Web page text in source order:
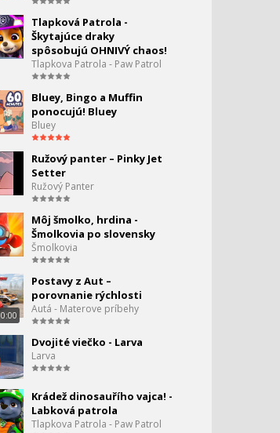
0:00
Mesto áut - Traktor a
pretekárske auto
búrke
0:00
Mesto áut - Malé autíčka
letia balónom
Mesto áut - porovnanie
Mesto áut - Sánkovanie na
snehu
Mesto áut - Krokodílie
auto ukradlo sneuhuliaka
Mesto áut - vrtačka
Mesto áut - Trakor a
hasičské auto
Tlapková Patrola -
Škytajúce draky
spôsobujú OHNIVÝ chaos!
Tlapkova Patrola - Paw Patrol
Bluey, Bingo a Muffin
ponocujú! Bluey
Bluey
Ružový panter – Pinky Jet
Setter
Ružový Panter
Môj šmolko, hrdina -
Šmolkovia po slovensky
Šmolkovia
0:00
Postavy z Aut –
porovnanie rýchlosti
Autá - Materove príbehy
Dvojité viečko - Larva
Larva
Krádež dinosauřího vajca! -
Labková patrola
Tlapkova Patrola - Paw Patrol